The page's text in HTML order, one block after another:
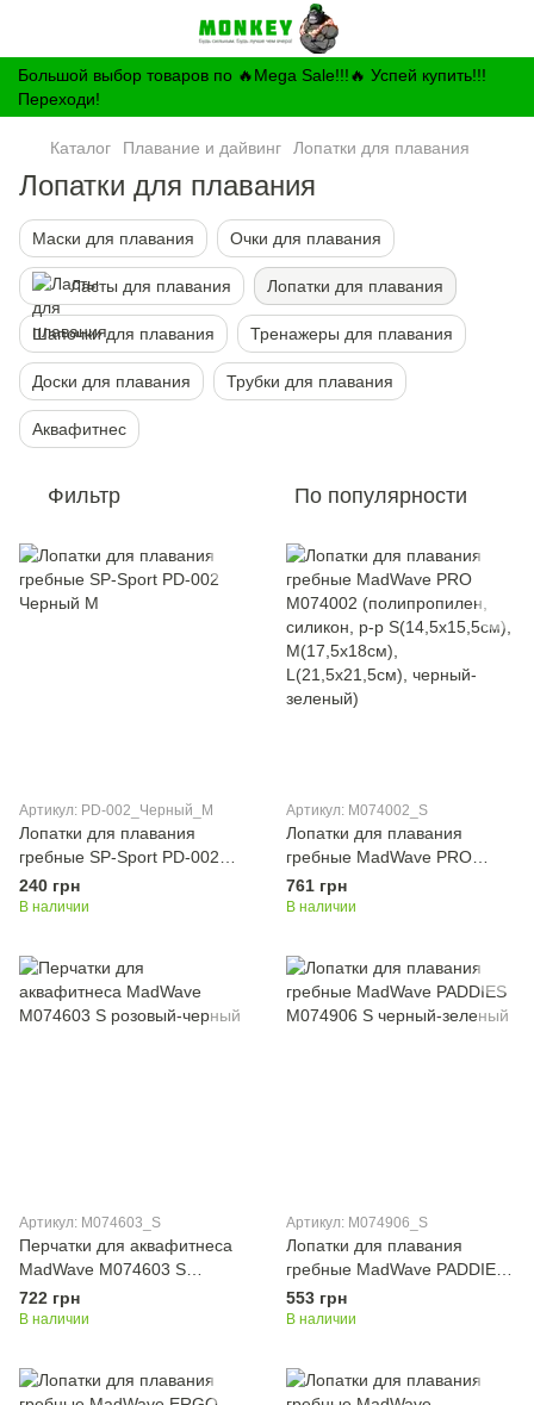
Большой выбор товаров по 🔥Mega Sale!!!🔥 Успей купить!!!
Переходи!
Каталог Плавание и дайвинг Лопатки для плавания
Лопатки для плавания
Маски для плавания Очки для плавания
Ласты для плавания Лопатки для плавания
Шапочки для плавания Тренажеры для плавания
Доски для плавания Трубки для плавания
Аквафитнес
Фильтр По популярности
Артикул: PD-002_Черный_M
Лопатки для плавания
гребные SP-Sport PD-002
Черный M
240 грн
В наличии
Артикул: M074002_S
Лопатки для плавания
гребные MadWave PRO
M074002 (полипропилен,
силикон, р-р S(14,5x15,5см),
L(21,5x21,5см), черный-
зеленый)
761 грн
В наличии
Артикул: M074603_S
Перчатки для аквафитнеса
MadWave M074603 S
розовый-черный
722 грн
В наличии
Артикул: M074906_S
Лопатки для плавания
гребные MadWave PADDIES
M074906 S черный-зеленый
553 грн
В наличии